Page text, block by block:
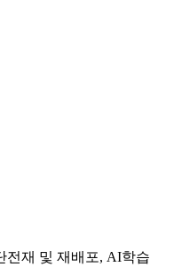
재 및 재배포, AI학습